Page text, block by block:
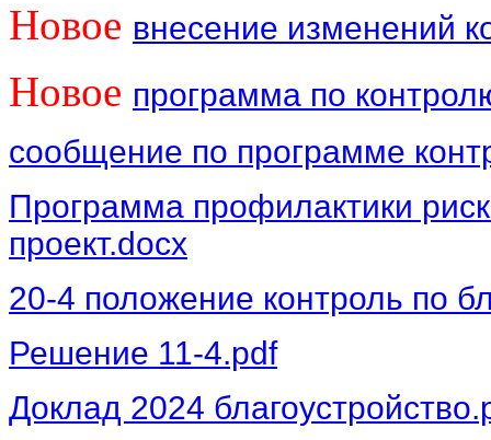
Новое внесение изменений
Новое программа по
сообщение по программе
Программа профилактики
проект.docx
20-4 положение контроль по
Решение 11-4.pdf
Доклад 2024